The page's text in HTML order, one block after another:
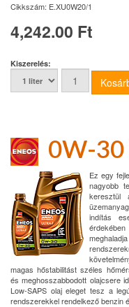
Cikkszám: E.XU0W20/1
4,242.00 Ft
Kiszerelés:
0W-30
Ez egy
nagyobb
keresztül
indítás
magas hőstabilitást széles
és meghosszabbodott olajcsere
Low-SAPS olaj eleget tesz a
rendszerekkel rendelkező benzin